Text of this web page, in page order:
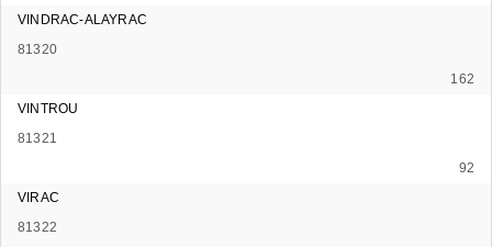
VINDRAC-ALAYRAC
81320
162
VINTROU
81321
92
VIRAC
81322